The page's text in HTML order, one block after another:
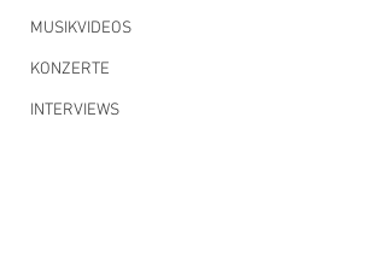
MUSIKVIDEOS
KONZERTE
INTERVIEWS